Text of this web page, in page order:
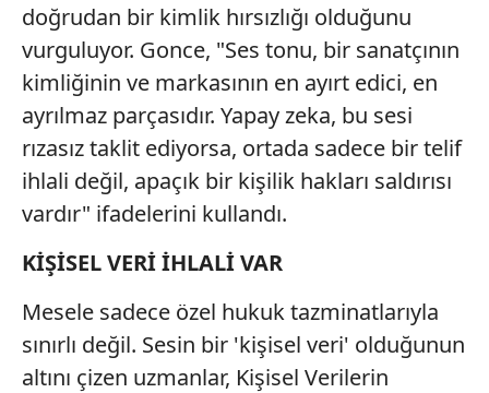
doğrudan bir kimlik hırsızlığı olduğunu
vurguluyor. Gonce, "Ses tonu, bir sanatçının
kimliğinin ve markasının en ayırt edici, en
ayrılmaz parçasıdır. Yapay zeka, bu sesi
rızasız taklit ediyorsa, ortada sadece bir telif
ihlali değil, apaçık bir kişilik hakları saldırısı
vardır" ifadelerini kullandı.
KİŞİSEL VERİ İHLALİ VAR
Mesele sadece özel hukuk tazminatlarıyla
sınırlı değil. Sesin bir 'kişisel veri' olduğunun
altını çizen uzmanlar, Kişisel Verilerin